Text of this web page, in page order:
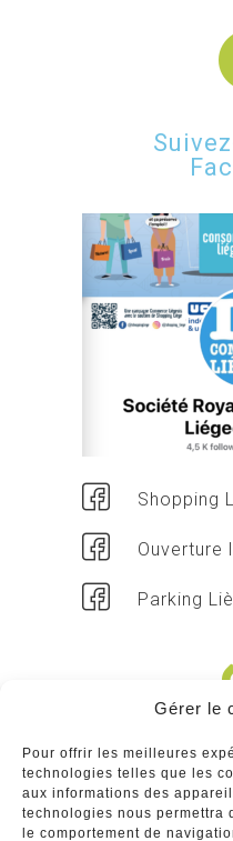
Gérer le
Pour offrir les meilleures
technologies telles que les
aux informations des
technologies nous permettra
le comportement de
Shopping
Ouverture
Parking
Annuaire des